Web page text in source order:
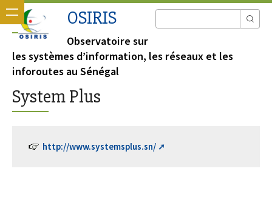
OSIRIS
Observatoire sur
les systèmes d’information, les réseaux et les
inforoutes au Sénégal
System Plus
http://www.systemsplus.sn/